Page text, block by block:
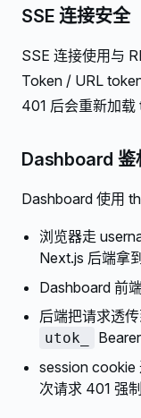
SSE 连接安全
SSE 连接使用与
Token / URL
401 后会重新加载
Dashboard 鉴
Dashboard 使用
浏览器走
Next.js 后端拿到
Dashboard 前
后端把请求透
utok_
session
次请求 401 强